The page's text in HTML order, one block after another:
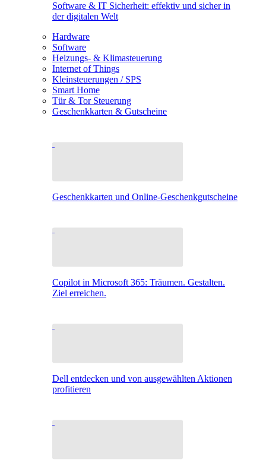
Software & IT Sicherheit: effektiv und sicher in
der digitalen Welt
Hardware
Software
Heizungs- & Klimasteuerung
Internet of Things
Kleinsteuerungen / SPS
Smart Home
Tür & Tor Steuerung
Geschenkkarten & Gutscheine
Geschenkkarten und Online-Geschenkgutscheine
Copilot in Microsoft 365: Träumen. Gestalten.
Ziel erreichen.
Dell entdecken und von ausgewählten Aktionen
profitieren